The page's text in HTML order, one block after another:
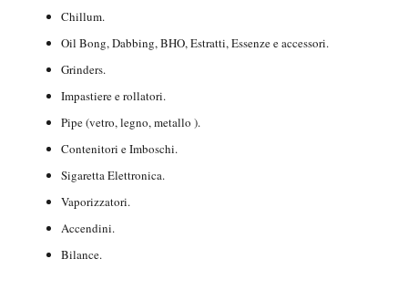
Chillum.
Oil Bong, Dabbing, BHO, Estratti, Essenze e accessori.
Grinders.
Impastiere e rollatori.
Pipe (vetro, legno, metallo ).
Contenitori e Imboschi.
Sigaretta Elettronica.
Vaporizzatori.
Accendini.
Bilance.